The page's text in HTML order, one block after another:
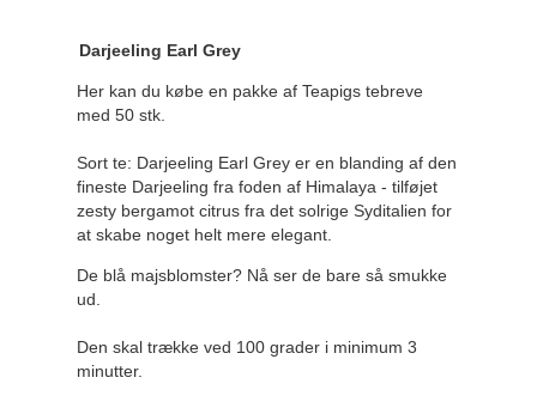
Darjeeling Earl Grey
Her kan du købe en pakke af Teapigs tebreve
med 50 stk.
Sort te: Darjeeling Earl Grey er en blanding af den
fineste Darjeeling fra foden af ​​Himalaya - tilføjet
zesty bergamot citrus fra det solrige Syditalien for
at skabe noget helt mere elegant.
De blå majsblomster? Nå ser de bare så smukke
ud.
Den skal trække ved 100 grader i minimum 3
minutter.